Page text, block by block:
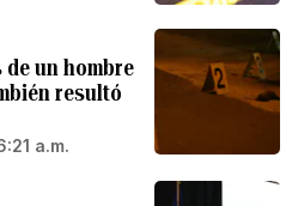
un hombre
resultó
a.m.